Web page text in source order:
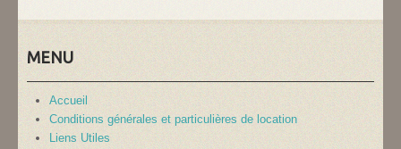
MENU
Accueil
Conditions générales et particulières de location
Liens Utiles